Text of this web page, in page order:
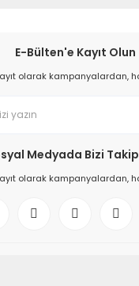
E-Bülten'e Kayıt Olun
olarak kampanyalardan,
Medyada Bizi Takip
olarak kampanyalardan,